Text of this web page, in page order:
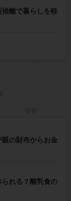
離で暮らしを軽
の財布からお金
れる？離乳食の